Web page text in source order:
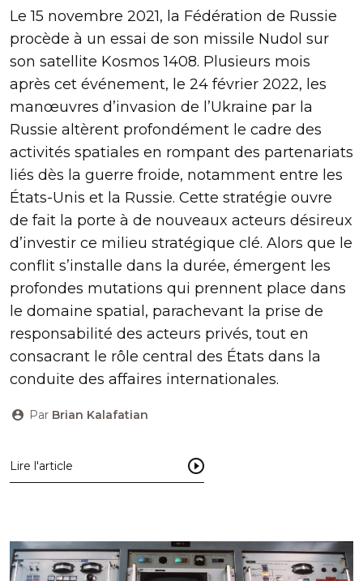
Le 15 novembre 2021, la Fédération de Russie
procède à un essai de son missile Nudol sur
son satellite Kosmos 1408. Plusieurs mois
après cet événement, le 24 février 2022, les
manœuvres d’invasion de l’Ukraine par la
Russie altèrent profondément le cadre des
activités spatiales en rompant des partenariats
liés dès la guerre froide, notamment entre les
États-Unis et la Russie. Cette stratégie ouvre
de fait la porte à de nouveaux acteurs désireux
d’investir ce milieu stratégique clé. Alors que le
conflit s’installe dans la durée, émergent les
profondes mutations qui prennent place dans
le domaine spatial, parachevant la prise de
responsabilité des acteurs privés, tout en
consacrant le rôle central des États dans la
conduite des affaires internationales.
Par Brian Kalafatian
Lire l'article